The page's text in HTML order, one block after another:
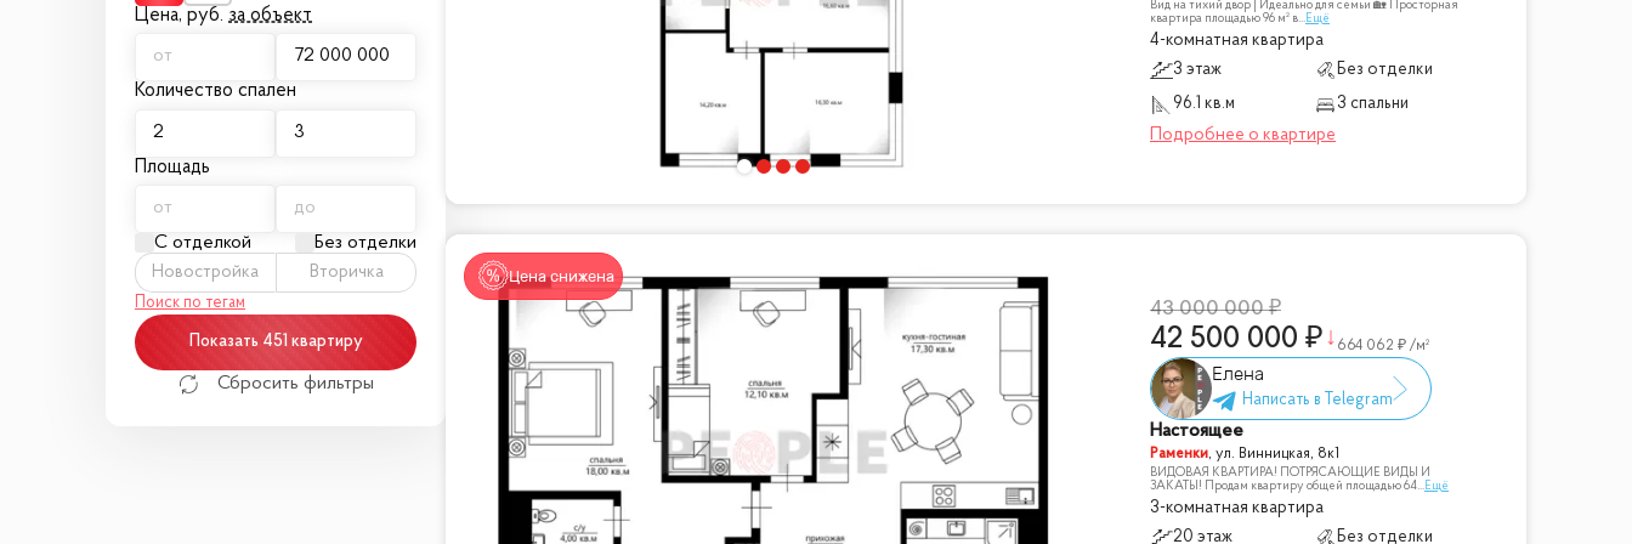
Цена, руб. за объект
Количество спален
Площадь
С отделкой Без отделки
Новостройка Вторичка
Поиск по тегам
Показать 451 квартиру
Сбросить фильтры
Вид на тихий двор | Идеально для семьи 🏡 Просторная
квартира площадью 96 м² в...Ещё
4-комнатная квартира
3 этаж
Без отделки
96.1 кв.м
3 спальни
Цена снижена
43 000 000
42 500 000 664 062 /м²
Елена
Настоящее
Раменки, ул. Винницкая, 8к1
ВИДОВАЯ КВАРТИРА! ПОТРЯСАЮЩИЕ ВИДЫ И
ЗАКАТЫ! Продам квартиру общей площадью 64...Ещё
3-комнатная квартира
20 этаж
Без отделки